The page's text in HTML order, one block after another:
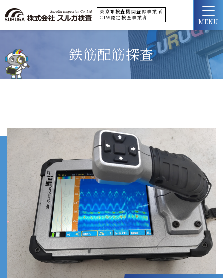
東京都検査機関登録事業者
CIW認定検査事業者
MENU
鉄筋配筋探査